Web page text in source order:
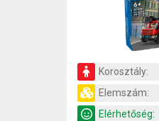
Korosztály:
Elemszám:
Elérhetőség: